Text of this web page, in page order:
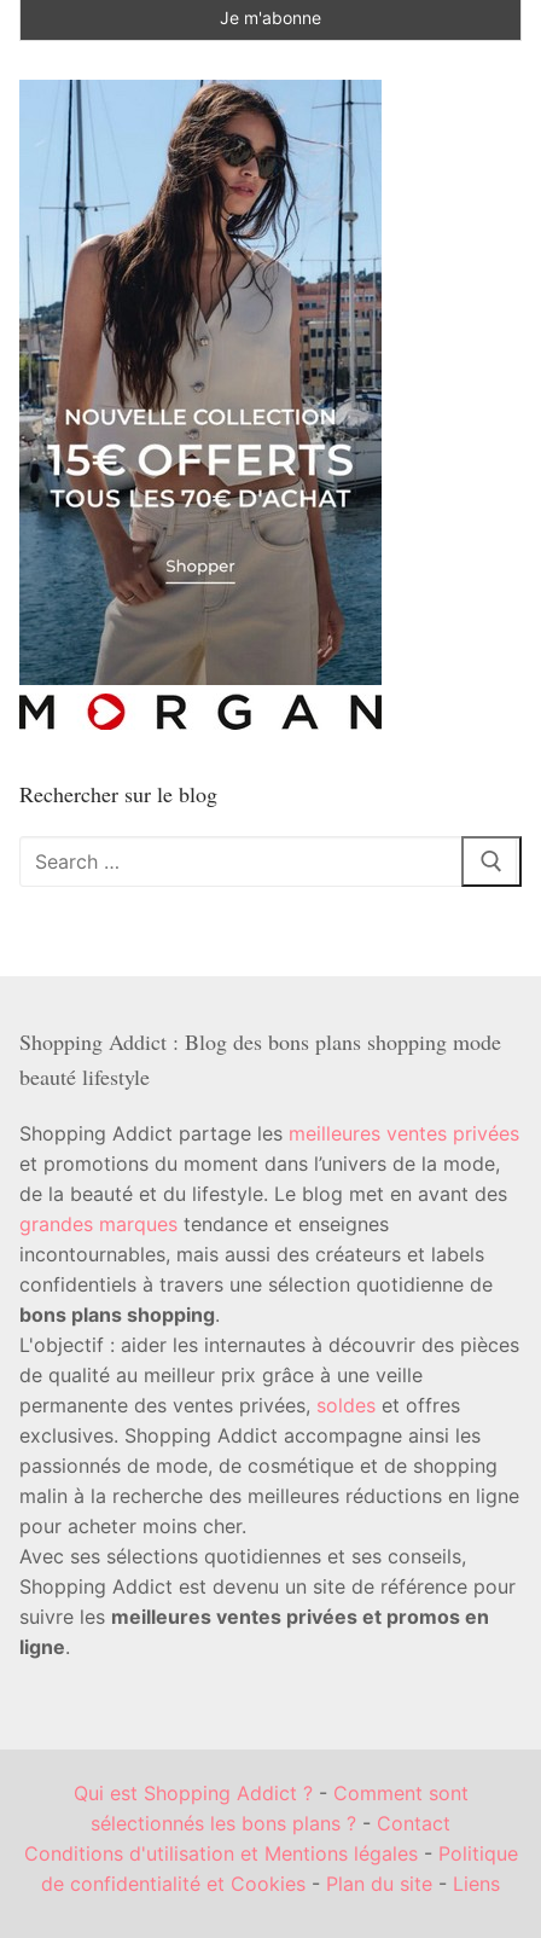
Rechercher sur le blog
Rechercher
Shopping Addict : Blog des bons plans shopping mode
beauté lifestyle
Shopping Addict partage les meilleures ventes privées
et promotions du moment dans l’univers de la mode,
de la beauté et du lifestyle. Le blog met en avant des
grandes marques tendance et enseignes
incontournables, mais aussi des créateurs et labels
confidentiels à travers une sélection quotidienne de
bons plans shopping.
L'objectif : aider les internautes à découvrir des pièces
de qualité au meilleur prix grâce à une veille
permanente des ventes privées, soldes et offres
exclusives. Shopping Addict accompagne ainsi les
passionnés de mode, de cosmétique et de shopping
malin à la recherche des meilleures réductions en ligne
pour acheter moins cher.
Avec ses sélections quotidiennes et ses conseils,
Shopping Addict est devenu un site de référence pour
suivre les meilleures ventes privées et promos en
ligne.
Qui est Shopping Addict ?- Comment sont
sélectionnés les bons plans ? - Contact
Conditions d'utilisation et Mentions légales- Politique
de confidentialité et Cookies - Plan du site - Liens